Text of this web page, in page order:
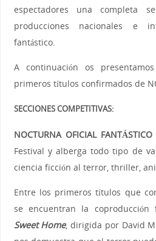
espectadores una completa
producciones nacionales e
fantástico.
A continuación os
primeros títulos confirmados de
SECCIONES COMPETITIVAS:
NOCTURNA OFICIAL FANTÁSTICO
Festival y alberga todo tipo de
ciencia ficción al terror, thriller,
Entre los primeros títulos que
se encuentran la coproducción
Sweet Home, dirigida por David